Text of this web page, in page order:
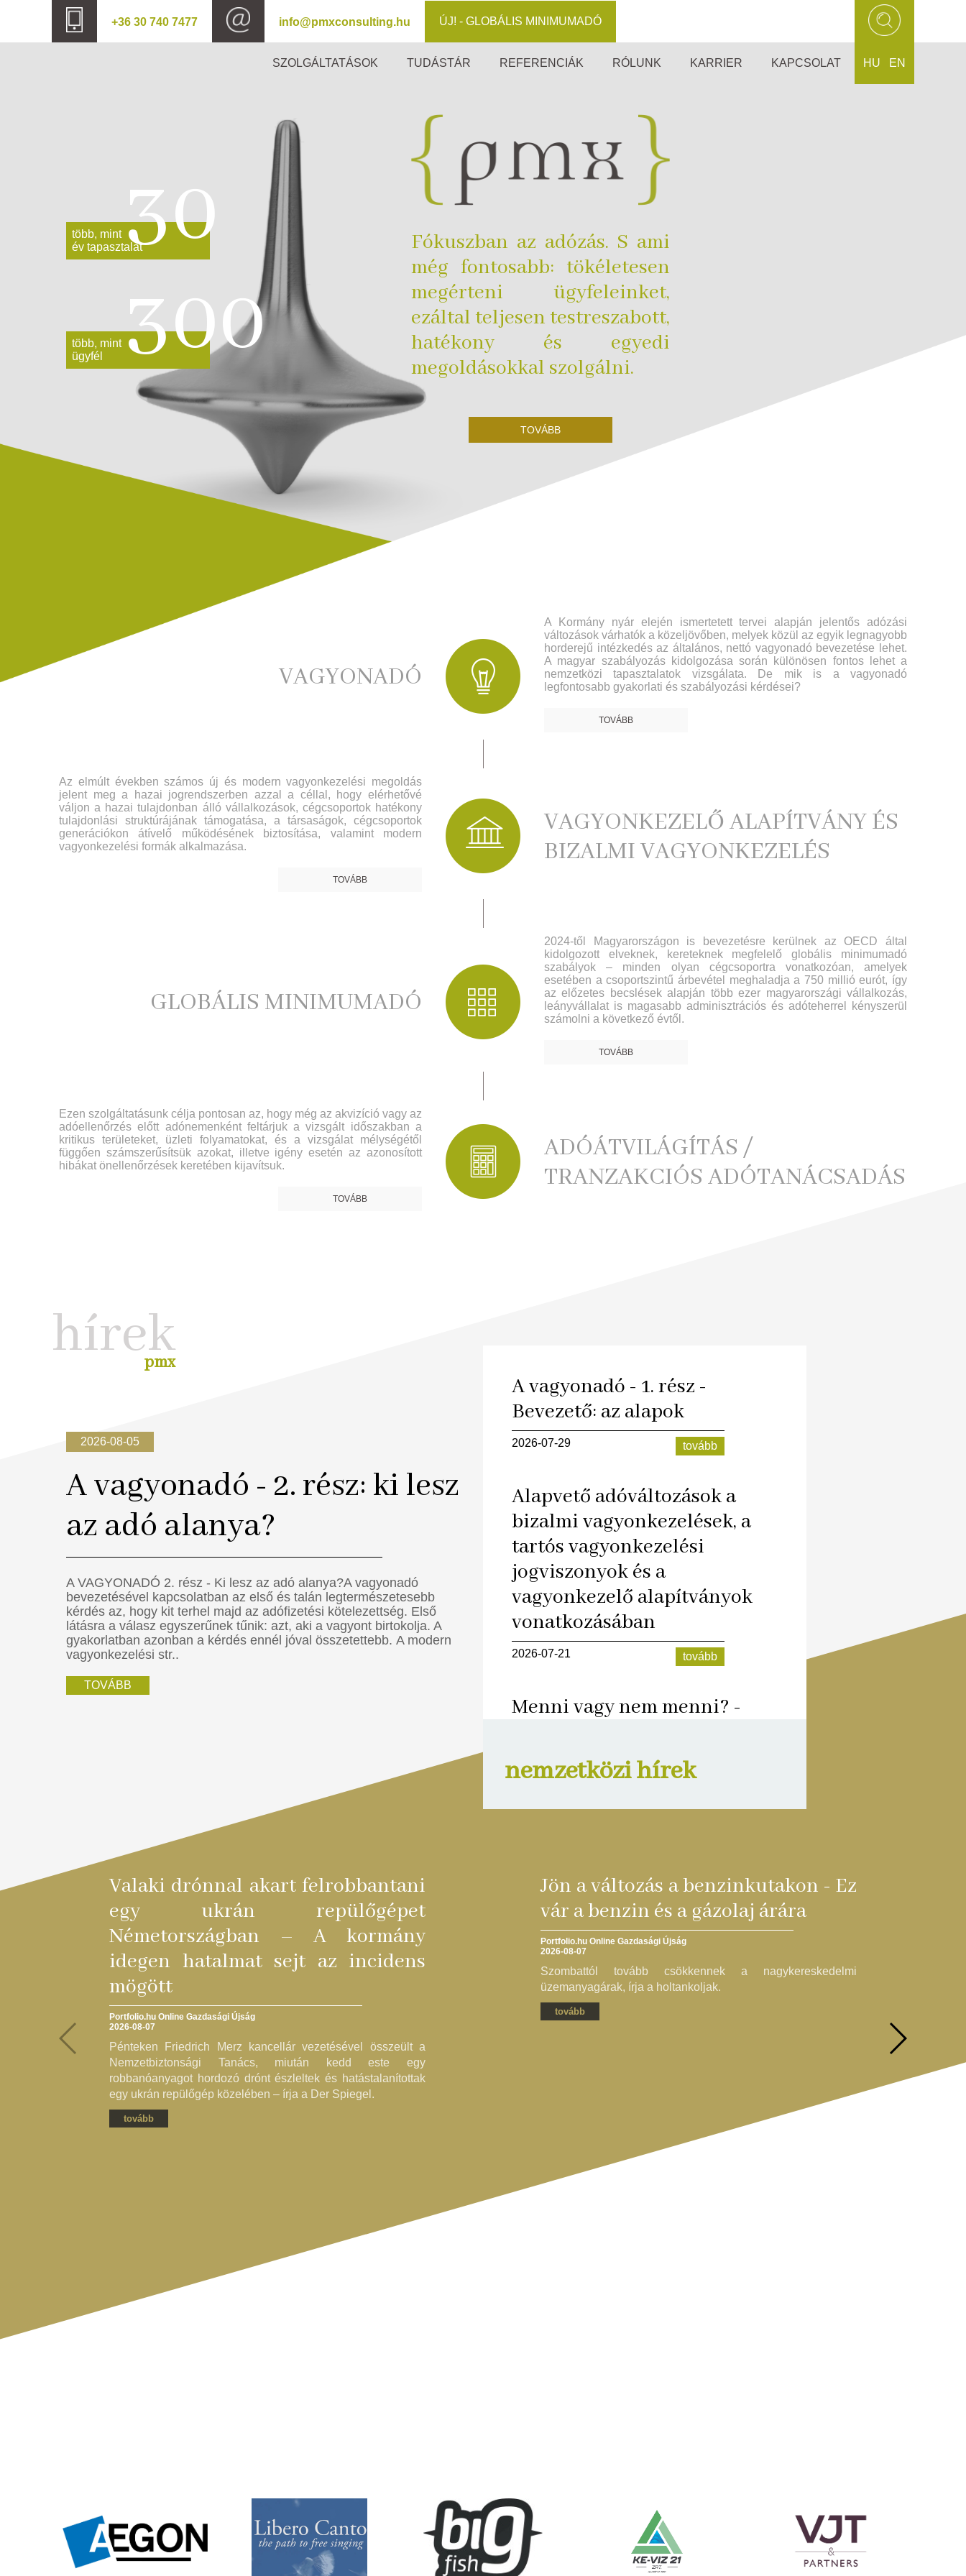
+36 30 740 7477 info@pmxconsulting.hu ÚJ! - GLOBÁLIS MINIMUMADÓ
HU EN
SZOLGÁLTATÁSOK TUDÁSTÁR REFERENCIÁK RÓLUNK KARRIER KAPCSOLAT
több, mint 30
év tapasztalat
több, mint 300
ügyfél
Fókuszban az adózás. S ami
még fontosabb: tökéletesen
megérteni ügyfeleinket,
ezáltal teljesen testreszabott,
hatékony és egyedi
megoldásokkal szolgálni.
TOVÁBB
VAGYONADÓ
A Kormány nyár elején ismertetett tervei alapján jelentős adózási
változások várhatók a közeljövőben, melyek közül az egyik legnagyobb
horderejű intézkedés az általános, nettó vagyonadó bevezetése lehet.
A magyar szabályozás kidolgozása során különösen fontos lehet a
nemzetközi tapasztalatok vizsgálata. De mik is a vagyonadó
legfontosabb gyakorlati és szabályozási kérdései?
TOVÁBB
Az elmúlt években számos új és modern vagyonkezelési megoldás
jelent meg a hazai jogrendszerben azzal a céllal, hogy elérhetővé
váljon a hazai tulajdonban álló vállalkozások, cégcsoportok hatékony
tulajdonlási struktúrájának támogatása, a társaságok, cégcsoportok
generációkon átívelő működésének biztosítása, valamint modern
vagyonkezelési formák alkalmazása.
TOVÁBB
VAGYONKEZELŐ ALAPÍTVÁNY ÉS
BIZALMI VAGYONKEZELÉS
GLOBÁLIS MINIMUMADÓ
2024-től Magyarországon is bevezetésre kerülnek az OECD által
kidolgozott elveknek, kereteknek megfelelő globális minimumadó
szabályok – minden olyan cégcsoportra vonatkozóan, amelyek
esetében a csoportszintű árbevétel meghaladja a 750 millió eurót, így
az előzetes becslések alapján több ezer magyarországi vállalkozás,
leányvállalat is magasabb adminisztrációs és adóteherrel kényszerül
számolni a következő évtől.
TOVÁBB
Ezen szolgáltatásunk célja pontosan az, hogy még az akvizíció vagy az
adóellenőrzés előtt adónemenként feltárjuk a vizsgált időszakban a
kritikus területeket, üzleti folyamatokat, és a vizsgálat mélységétől
függően számszerűsítsük azokat, illetve igény esetén az azonosított
hibákat önellenőrzések keretében kijavítsuk.
TOVÁBB
ADÓÁTVILÁGÍTÁS /
TRANZAKCIÓS ADÓTANÁCSADÁS
hírek
pmx
2026-08-05
A vagyonadó - 2. rész: ki lesz
az adó alanya?
A VAGYONADÓ 2. rész - Ki lesz az adó alanya?A vagyonadó
bevezetésével kapcsolatban az első és talán legtermészetesebb
kérdés az, hogy kit terhel majd az adófizetési kötelezettség. Első
látásra a válasz egyszerűnek tűnik: azt, aki a vagyont birtokolja. A
gyakorlatban azonban a kérdés ennél jóval összetettebb. A modern
vagyonkezelési str..
TOVÁBB
A vagyonadó - 1. rész -
Bevezető: az alapok
tovább
2026-07-29
Alapvető adóváltozások a
bizalmi vagyonkezelések, a
tartós vagyonkezelési
jogviszonyok és a
vagyonkezelő alapítványok
vonatkozásában
tovább
2026-07-21
Menni vagy nem menni? -
adóügyi szempontból
nemzetközi hírek
Valaki drónnal akart felrobbantani
egy ukrán repülőgépet
Németországban – A kormány
idegen hatalmat sejt az incidens
mögött
Portfolio.hu Online Gazdasági Újság
2026-08-07
Pénteken Friedrich Merz kancellár vezetésével összeült a
Nemzetbiztonsági Tanács, miután kedd este egy
robbanóanyagot hordozó drónt észleltek és hatástalanítottak
egy ukrán repülőgép közelében – írja a Der Spiegel.
tovább
Jön a változás a benzinkutakon - Ez
vár a benzin és a gázolaj árára
Portfolio.hu Online Gazdasági Újság
2026-08-07
Szombattól tovább csökkennek a nagykereskedelmi
üzemanyagárak, írja a holtankoljak.
tovább